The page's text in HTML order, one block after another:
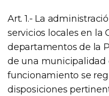
Art. 1.- La
servicios locales en la
departamentos de la
de una municipalidad
funcionamiento se
disposiciones